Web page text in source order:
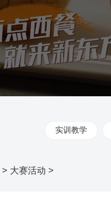
实训教学
> 大赛活动 >